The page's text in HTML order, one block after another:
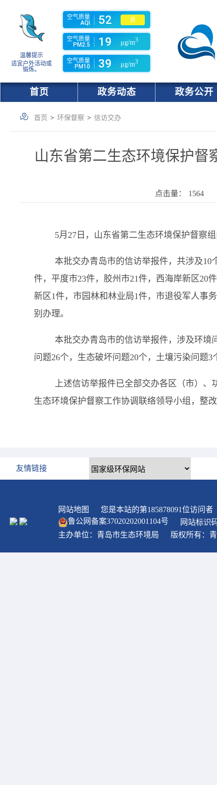
温馨提示
适宜户外活动或
锻炼。
空气质量
AQI
52 良
空气质量
PM2.5
19 μg/m3
空气质量
PM10
39 μg/m3
首页 政务动态 政务公开
首页 > 环保督察 > 信访交办
山东省第二生态环境保护督
点击量： 1564
5月27日，山东省第二生态环境保护督察
本批交办青岛市的信访举报件，共涉及10
件，平度市23件，胶州市21件，西海岸新区20
新区1件，市园林和林业局1件，市退役军人事务
别办理。
本批交办青岛市的信访举报件，涉及环境
问题26个，生态破坏问题20个，土壤污染问题3
上述信访举报件已全部交办各区（市）
生态环境保护督察工作协调联络领导小组，整
友情链接
网站地图 您是本站的第185878091位访问者
鲁公网备案37020202001104号
网站标识
主办单位：青岛市生态环境局
版权所有：